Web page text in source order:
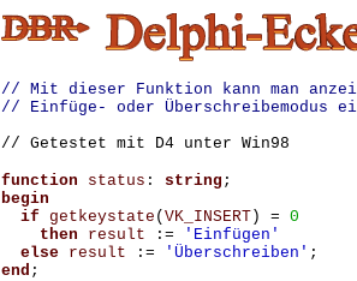
// Mit dieser Funktion kann man
// Einfüge- oder
// Getestet mit D4 unter Win98
function status : string ;
begin
if
getkeystate ( VK_INSERT) = 0
then
result :=
'Einfügen'
else
result := 'Überschreiben' ;
end ;